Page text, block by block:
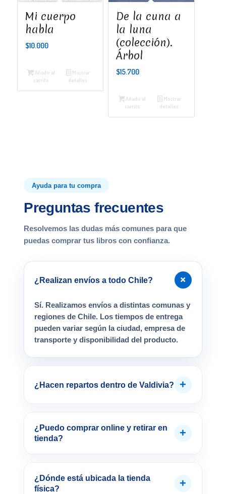
Mi cuerpo
habla
$10.000
Añadir al
carrito
Mostrar
detalles
De la cuna a
la luna
(colección).
Árbol
$15.700
Añadir al
carrito
Mostrar
detalles
Ayuda para tu compra
Preguntas frecuentes
Resolvemos las dudas más comunes para que
puedas comprar tus libros con confianza.
¿Realizan envíos a todo Chile? +
Sí. Realizamos envíos a distintas comunas y
regiones de Chile. Los tiempos de entrega
pueden variar según la ciudad, empresa de
transporte y disponibilidad del producto.
¿Hacen repartos dentro de Valdivia? +
¿Puedo comprar online y retirar en
tienda?
+
¿Dónde está ubicada la tienda
física?
+